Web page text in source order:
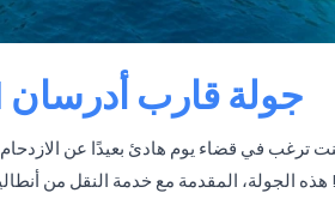
جولة قارب أدرسان |
ترغب في قضاء يوم هادئ بعيدًا عن
الجولة، المقدمة مع خدمة النقل من